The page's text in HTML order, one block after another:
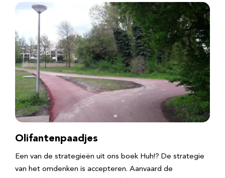
Olifantenpaadjes
Een van de strategieën uit ons boek Huh!? De strategie
van het omdenken is accepteren. Aanvaard de